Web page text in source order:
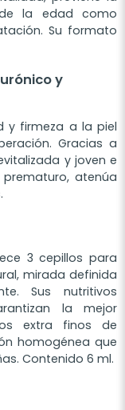
la edad como
Su formato
y
y firmeza a la piel
Gracias a
y joven e
prematuro, atenúa
3 cepillos para
mirada definida
Sus nutritivos
la mejor
extra finos de
homogénea que
Contenido 6 ml.